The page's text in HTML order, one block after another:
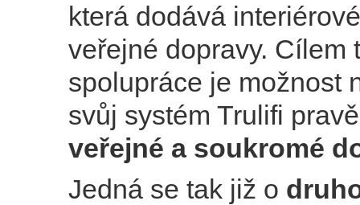
která dodává
veřejné dopravy. Cílem
spolupráce je možnost
svůj systém Trulifi
veřejné a soukromé
Jedná se tak již o